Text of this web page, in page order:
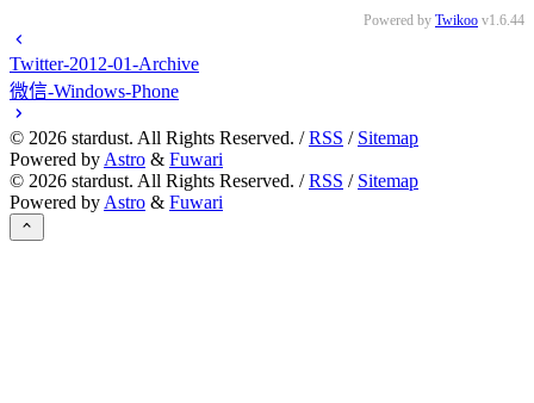
Powered by Twikoo v1.6.44
Twitter-2012-01-Archive
微信-Windows-Phone
© 2026 stardust. All Rights Reserved. /RSS / Sitemap
Powered by Astro & Fuwari
© 2026 stardust. All Rights Reserved. /RSS / Sitemap
Powered by Astro & Fuwari